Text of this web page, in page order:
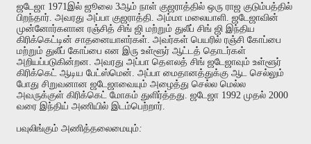
ஜடேஜா 1971 இல் ஜூலை 3ஆம் நாள் குஜராத்தில் ஒரு ராஜ குடும்பத்தில்
பிறந்தார் அவரது அப்பா குஜராத்தி அம்மா மலையாளி ஜடேஜாவின்
முன்னோர்களான ரஞ்சித் சிங் ஜி மற்றும் துலீப் சிங் ஜி இந்திய
கிரிக்கெட்டின் சாதனையாளர்கள் அவர்கள் பெயரில் ரஞ்சி கோப்பை
மற்றும் துலீப் கோப்பை என இரு உள்ளூர் ஆட்டத் தொடர்கள்
அறியப்படுகின்றன அவரது அப்பா தௌலத் சிங் ஜடேஜாவும் உள்ளூர்
கிரிக்கெட் ஆடிய பேட்ஸ்மென் அப்பா மைதானத்துக்கு ஆட
செல்லும்
போது சிறுவனான ஜடேஜாவையும் அழைத்து செல்ல மெல்ல
அவருக்குள் கிரிக்கெட் மோகம் துளிர்த்தது ஜடேஜா 1992 முதல் 2000
வரை இந்திய் அணியில் இடம்பெற்றார்
பவுலிங்கும் அணித்தலைமையும்: